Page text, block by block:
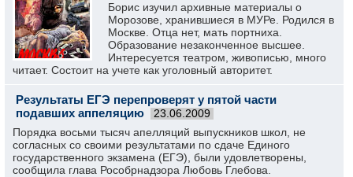
Борис изучил архивные материалы о
Морозове, хранившиеся в МУРе. Родился в
Москве. Отца нет, мать портниха.
Образование незаконченное высшее.
Интересуется театром, живописью, много
читает. Состоит на учете как уголовный авторитет.
Результаты ЕГЭ перепроверят у пятой части
подавших аппеляцию
23.06.2009
Порядка восьми тысяч апелляций выпускников школ, не
согласных со своими результатами по сдаче Единого
государственного экзамена (ЕГЭ), были удовлетворены,
сообщила глава Рособрнадзора Любовь Глебова.